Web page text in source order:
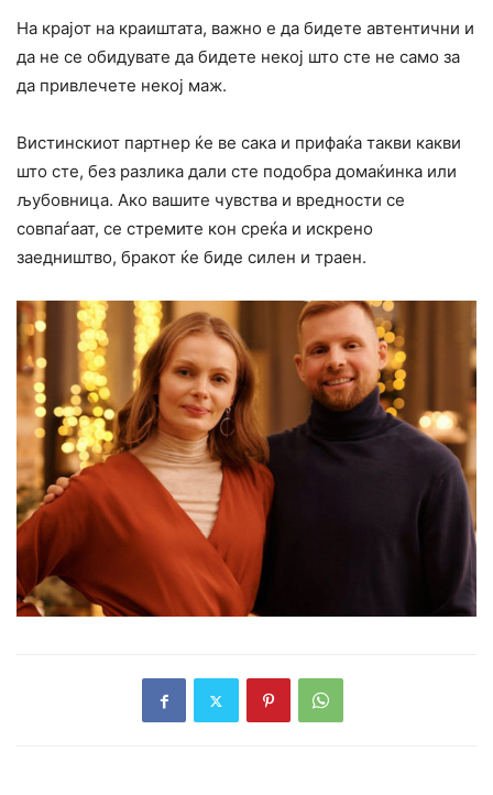
На крајот на краиштата, важно е да бидете автентични и
да не се обидувате да бидете некој што сте не само за
да привлечете некој маж.
Вистинскиот партнер ќе ве сака и прифаќа такви какви
што сте, без разлика дали сте подобра домаќинка или
љyбовница. Ако вашите чувства и вредности се
совпаѓаат, се стремите кон среќа и искрено
заедништво, бракот ќе биде силен и траен.